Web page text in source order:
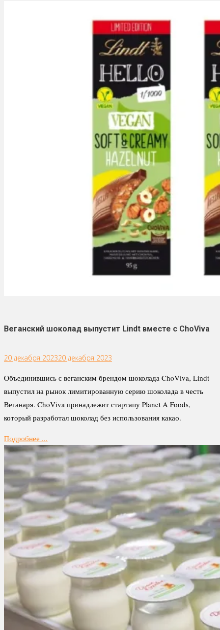
Веганский шоколад выпустит Lindt вместе с ChoViva
20 декабря 202320 декабря 2023
Объединившись с веганским брендом шоколада ChoViva, Lindt
выпустил на рынок лимитированную серию шоколада в честь
Веганаря. ChoViva принадлежит стартапу Planet A Foods,
который разработал шоколад без использования какао.
Подробнее ...